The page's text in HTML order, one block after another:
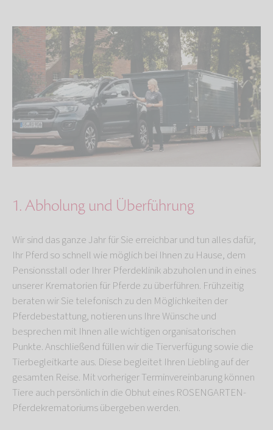
1. Abholung und Überführung
Wir sind das ganze Jahr für Sie erreichbar und tun alles dafür,
Ihr Pferd so schnell wie möglich bei Ihnen zu Hause, dem
Pensionsstall oder Ihrer Pferdeklinik abzuholen und in eines
unserer Krematorien für Pferde zu überführen. Frühzeitig
beraten wir Sie telefonisch zu den Möglichkeiten der
Pferdebestattung, notieren uns Ihre Wünsche und
besprechen mit Ihnen alle wichtigen organisatorischen
Punkte. Anschließend füllen wir die Tierverfügung sowie die
Tierbegleitkarte aus. Diese begleitet Ihren Liebling auf der
gesamten Reise. Mit vorheriger Terminvereinbarung können
Tiere auch persönlich in die Obhut eines ROSENGARTEN-
Pferdekrematoriums übergeben werden.